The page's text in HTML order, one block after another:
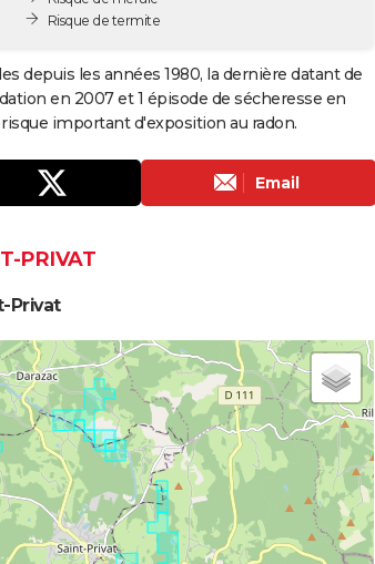
Risque de termite
depuis les années 1980, la dernière datant de
en 2007 et 1 épisode de sécheresse en
important d'exposition au radon.
Email
PRIVAT
Privat